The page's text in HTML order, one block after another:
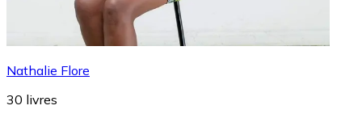
Nathalie Flore
30 livres